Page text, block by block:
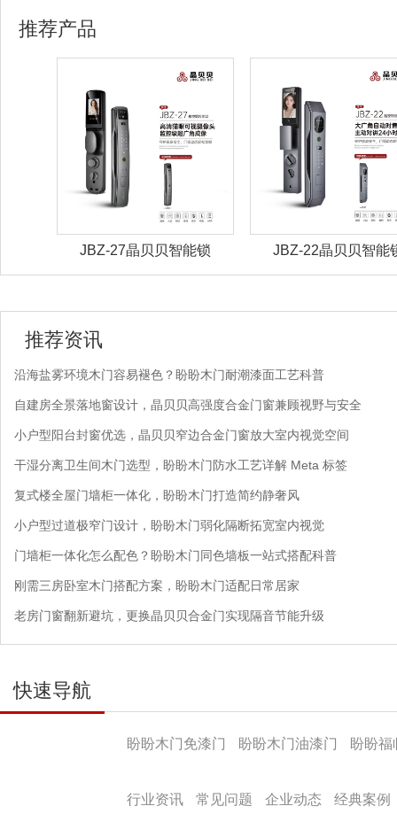
推荐产品
JBZ-27晶贝贝智能锁 JBZ-22晶贝贝智能
推荐资讯
沿海盐雾环境木门容易褪色？盼盼木门耐潮漆面工艺科普
自建房全景落地窗设计，晶贝贝高强度合金门窗兼顾视野与安全
小户型阳台封窗优选，晶贝贝窄边合金门窗放大室内视觉空间
干湿分离卫生间木门选型，盼盼木门防水工艺详解 Meta 标签
复式楼全屋门墙柜一体化，盼盼木门打造简约静奢风
小户型过道极窄门设计，盼盼木门弱化隔断拓宽室内视觉
门墙柜一体化怎么配色？盼盼木门同色墙板一站式搭配科普
刚需三房卧室木门搭配方案，盼盼木门适配日常居家
老房门窗翻新避坑，更换晶贝贝合金门实现隔音节能升级
快速导航
盼盼木门免漆门 盼盼木门油漆门 盼盼福
行业资讯 常见问题 企业动态 经典案例